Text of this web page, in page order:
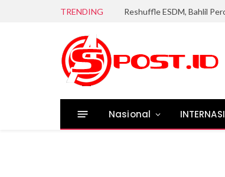
TRENDING Reshuffle ESDM, Bahlil
Nasional